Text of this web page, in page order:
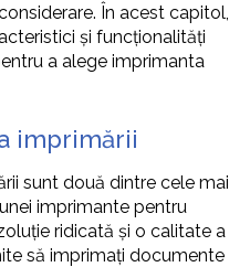
În acest capitol,
și funcționalități
a alege imprimanta
imprimării
sunt două dintre cele mai
imprimante pentru
ridicată și o calitate a
să imprimați documente